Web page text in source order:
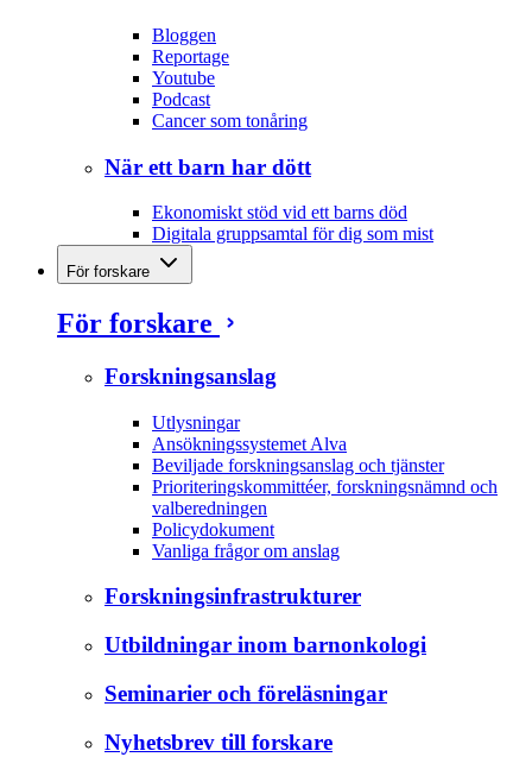
Bloggen
Reportage
Youtube
Podcast
Cancer som tonåring
När ett barn har dött
Ekonomiskt stöd vid ett barns död
Digitala gruppsamtal för dig som mist
För forskare
För forskare
Forskningsanslag
Utlysningar
Ansökningssystemet Alva
Beviljade forskningsanslag och tjänster
Prioriteringskommittéer, forskningsnämnd och
valberedningen
Policydokument
Vanliga frågor om anslag
Forskningsinfrastrukturer
Utbildningar inom barnonkologi
Seminarier och föreläsningar
Nyhetsbrev till forskare